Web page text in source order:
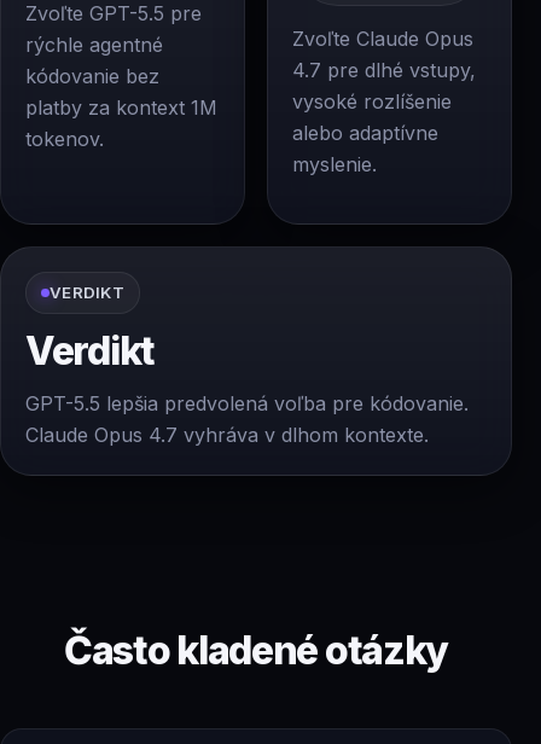
Zvoľte GPT-5.5 pre
rýchle agentné
kódovanie bez
platby za kontext 1M
tokenov.
Zvoľte Claude Opus
4.7 pre dlhé vstupy,
vysoké rozlíšenie
alebo adaptívne
myslenie.
VERDIKT
Verdikt
GPT-5.5 lepšia predvolená voľba pre kódovanie.
Claude Opus 4.7 vyhráva v dlhom kontexte.
Často kladené otázky